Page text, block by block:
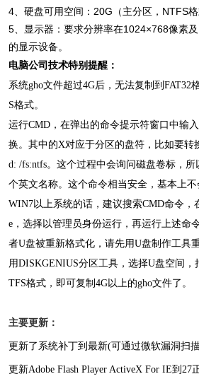
4、硬盘可用空间：20G（主分区，NTFS格
5、显示器：要求分辨率在1024×768像素
的显示设备。
电脑公司技术特别提醒：
系统gho文件超过4G后，无法复制到FAT32
S格式。
运行CMD，在弹出的命令提示符窗口中输
换。其中的X对应于分区的盘符，比如要转
d: /fs:ntfs。这个过程中会询问磁盘卷标，
个英文名称。这个命令相当安全，基本上不
WIN7以上系统的话，建议搜索CMD命令，
e，选择以管理员身份运行，再运行上述命
者U盘被重新格式化，请先用U盘制作工具
用DISKGENIUS分区工具，选择U盘空间
TFS格式，即可复制4G以上的gho文件了。
主要更新：
更新了系统补丁到最新(可通过微软漏洞扫
更新Adobe Flash Player ActiveX For IE到27